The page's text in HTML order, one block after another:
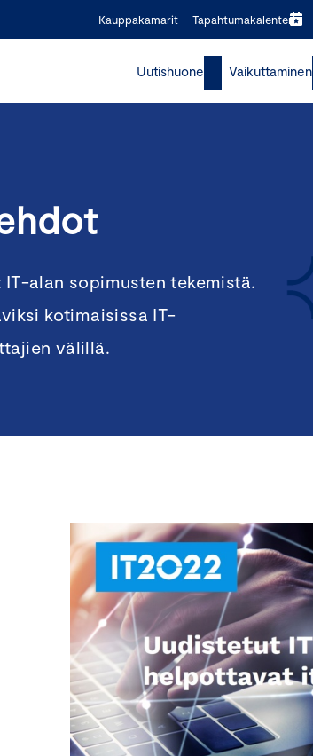
Kauppakamarit Tapahtumakalenteri
Uutishuone Vaikuttaminen
alan sopimusten tekemistä.
kotimaisissa IT-
välillä.